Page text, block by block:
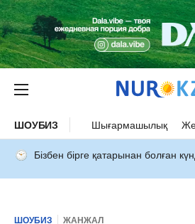
ШОУБИЗ Шығармашылық
Бізбен бірге қатарынан болған
ШОУБИЗ ЖАНЖАЛ